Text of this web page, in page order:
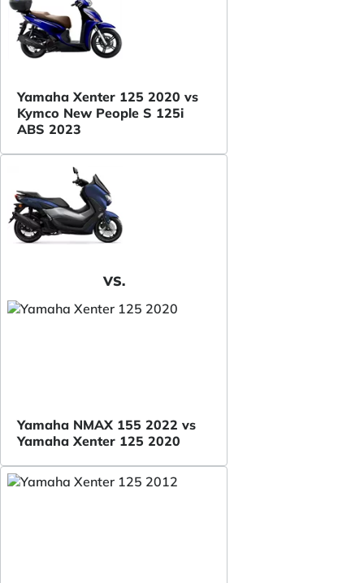
Yamaha Xenter 125 2020 vs
Kymco New People S 125i
ABS 2023
VS.
Yamaha NMAX 155 2022 vs
Yamaha Xenter 125 2020